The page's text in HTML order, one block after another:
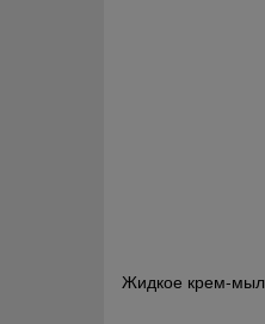
Жидкое крем-